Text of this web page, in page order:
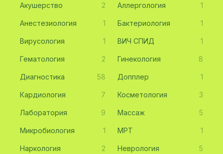
Акушерство 2 Аллергология 1
Анестезиология 1 Бактериология 1
Вирусология 1 ВИЧ СПИД 1
Гематология 2 Гинекология 8
Диагностика 58 Допплер 1
Кардиология 7 Косметология 3
Лаборатория 9 Массаж 5
Микробиология 1 МРТ 1
Наркология 2 Неврология 5